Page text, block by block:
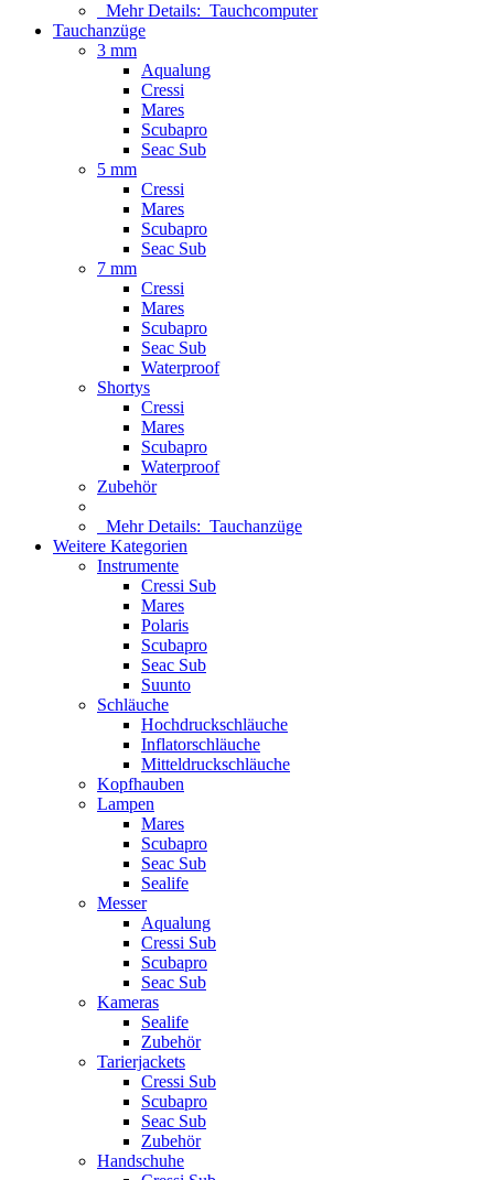
Mehr Details: Tauchcomputer
Tauchanzüge
3 mm
Aqualung
Cressi
Mares
Scubapro
Seac Sub
5 mm
Cressi
Mares
Scubapro
Seac Sub
7 mm
Cressi
Mares
Scubapro
Seac Sub
Waterproof
Shortys
Cressi
Mares
Scubapro
Waterproof
Zubehör
Mehr Details: Tauchanzüge
Weitere Kategorien
Instrumente
Cressi Sub
Mares
Polaris
Scubapro
Seac Sub
Suunto
Schläuche
Hochdruckschläuche
Inflatorschläuche
Mitteldruckschläuche
Kopfhauben
Lampen
Mares
Scubapro
Seac Sub
Sealife
Messer
Aqualung
Cressi Sub
Scubapro
Seac Sub
Kameras
Sealife
Zubehör
Tarierjackets
Cressi Sub
Scubapro
Seac Sub
Zubehör
Handschuhe